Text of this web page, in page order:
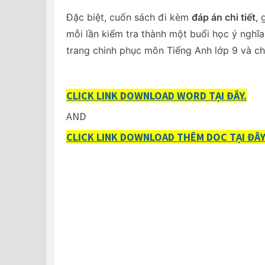
Đặc biệt, cuốn sách đi kèm đáp án chi tiết,
mỗi lần kiểm tra thành một buổi học ý
trang chinh phục môn Tiếng Anh lớp 9 và
CLICK LINK DOWNLOAD WORD TẠI ĐÂY.
AND
CLICK LINK DOWNLOAD THÊM DOC TẠI ĐÂY